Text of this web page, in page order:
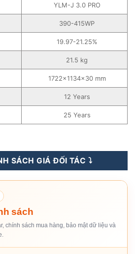
YLM-J 3.0 PRO
390-415WP
19.97-21.25%
21.5 kg
1722×1134×30 mm
12 Years
25 Years
Trời YingLi Solar 390-415WP -
SÁCH GIÁ ĐỐI TÁC ⤵️
sách
chính sách mua hàng, bảo mật dữ liệu và